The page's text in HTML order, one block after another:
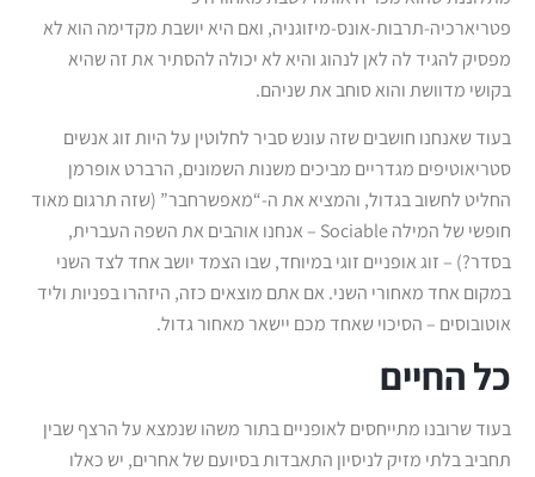
פטריארכיה-תרבות-אונס-מיזוגניה, ואם היא יושבת מקדימה הוא לא
מפסיק להגיד לה לאן לנהוג והיא לא יכולה להסתיר את זה שהיא
בקושי מדוושת והוא סוחב את שניהם.
בעוד שאנחנו חושבים שזה עונש סביר לחלוטין על היות זוג אנשים
סטריאוטיפים מגדריים מביכים משנות השמונים, הרברט אופרמן
החליט לחשוב בגדול, והמציא את ה-“מאפשרחבר” (שזה תרגום מאוד
חופשי של המילה Sociable – אנחנו אוהבים את השפה העברית,
בסדר?) – זוג אופניים זוגי במיוחד, שבו הצמד יושב אחד לצד השני
במקום אחד מאחורי השני. אם אתם מוצאים כזה, היזהרו בפניות וליד
אוטובוסים – הסיכוי שאחד מכם יישאר מאחור גדול.
כל החיים
בעוד שרובנו מתייחסים לאופניים בתור משהו שנמצא על הרצף שבין
תחביב בלתי מזיק לניסיון התאבדות בסיועם של אחרים, יש כאלו